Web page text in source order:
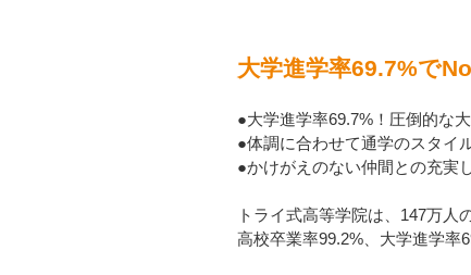
大学進学率69.7%で
●大学進学率69.7%！圧倒的な
●体調に合わせて通学のスタイ
●かけがえのない仲間との充実
トライ式高等学院は、147万人
高校卒業率99.2%、大学進学率